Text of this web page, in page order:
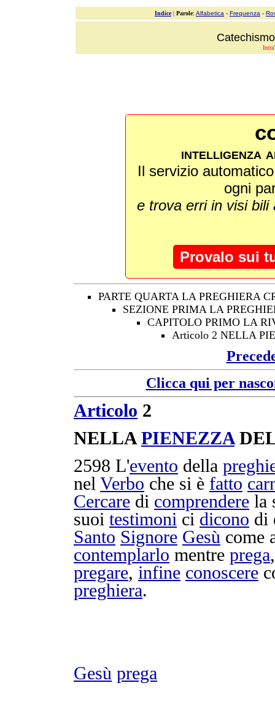
Indice| Parole: Alfabetica - Frequenza -
intelligenza
Il servizio
ogni
e trova erri in visi
Provalo sui
PARTE QUARTA LA PREGHIERA
SEZIONE PRIMA LA
CAPITOLO PRIMO LA
Articolo 2 NELLA
Clicca qui per
Articolo 2
NELLA PIENEZZA
2598 L'evento della
nel Verbo che si è fatto
Cercare di comprendere la
suoi testimoni ci dicono di
Santo Signore Gesù come
contemplarlo mentre prega
pregare, infine conoscere
preghiera.
Gesù prega